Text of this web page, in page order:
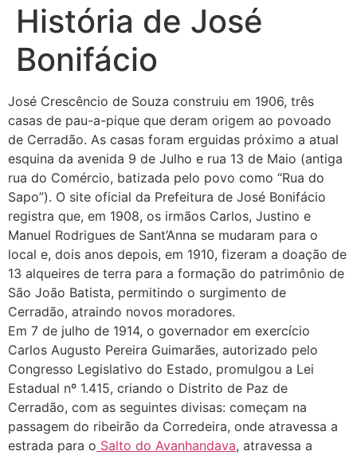
História de José
Bonifácio
José Crescêncio de Souza construiu em 1906, três
casas de pau-a-pique que deram origem ao povoado
de Cerradão. As casas foram erguidas próximo a atual
esquina da avenida 9 de Julho e rua 13 de Maio (antiga
rua do Comércio, batizada pelo povo como “Rua do
Sapo”). O site oficial da Prefeitura de José Bonifácio
registra que, em 1908, os irmãos Carlos, Justino e
Manuel Rodrigues de Sant’Anna se mudaram para o
local e, dois anos depois, em 1910, fizeram a doação de
13 alqueires de terra para a formação do patrimônio de
São João Batista, permitindo o surgimento de
Cerradão, atraindo novos moradores.
Em 7 de julho de 1914, o governador em exercício
Carlos Augusto Pereira Guimarães, autorizado pelo
Congresso Legislativo do Estado, promulgou a Lei
Estadual nº 1.415, criando o Distrito de Paz de
Cerradão, com as seguintes divisas: começam na
passagem do ribeirão da Corredeira, onde atravessa a
estrada para o Salto do Avanhandava, atravessa a